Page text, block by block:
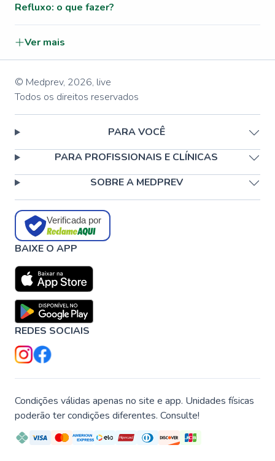
Refluxo: o que fazer?
Ver mais
© Medprev, 2026, live
Todos os direitos reservados
PARA VOCÊ
PARA PROFISSIONAIS E CLÍNICAS
SOBRE A MEDPREV
Verificada por
BAIXE O APP
REDES SOCIAIS
Condições válidas apenas no site e app. Unidades físicas
poderão ter condições diferentes. Consulte!